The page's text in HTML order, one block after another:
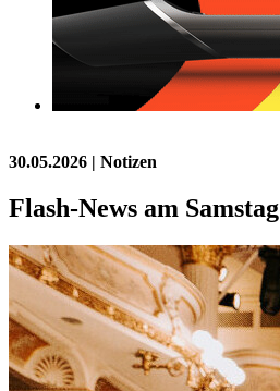
30.05.2026 | Notizen
Flash-News am Samstag